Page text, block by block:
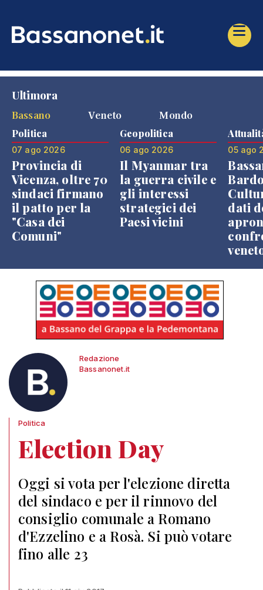
Ultimora
Bassano
Veneto Mondo
Politica
07 ago 2026
Provincia di
Vicenza, oltre 70
sindaci firmano
il patto per la
"Casa dei
Comuni"
Geopolitica
06 ago 2026
Il Myanmar tra
la guerra civile e
gli interessi
strategici dei
Paesi vicini
05 ago
dati
Redazione
Bassanonet.it
Politica
Election Day
Oggi si vota per l'elezione diretta
del sindaco e per il rinnovo del
consiglio comunale a Romano
d'Ezzelino e a Rosà. Si può votare
fino alle 23